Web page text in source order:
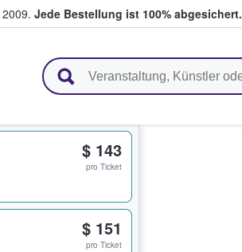
Jede Bestellung ist 100% abgesichert.
$ 143
pro Ticket
$ 151
pro Ticket